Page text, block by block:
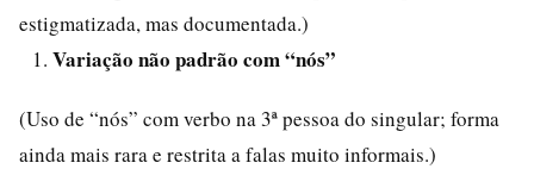
estigmatizada, mas documentada.)
Variação não padrão com “nós”
(Uso de “nós” com verbo na 3ª pessoa do singular; forma
ainda mais rara e restrita a falas muito informais.)